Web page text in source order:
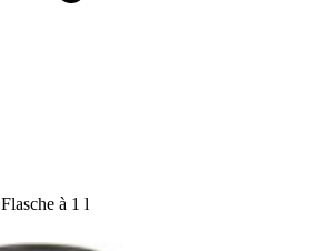
Flasche à 1 l